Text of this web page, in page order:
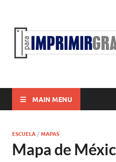
MAIN MENU
ESCUELA /MAPAS
Mapa de